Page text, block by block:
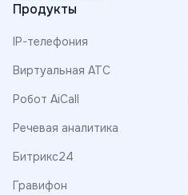
Продукты
IP-телефония
Виртуальная АТС
Робот AiCall
Речевая аналитика
Битрикс24
Гравифон